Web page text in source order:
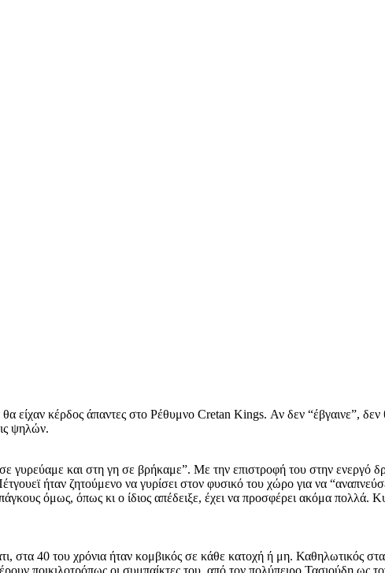
είχαν κέρδος άπαντες στο Ρέθυμνο Cretan Kings. Αν δεν “έβγαινε”,
ψηλών.
γυρεύαμε και στη γη σε βρήκαμε”. Με την επιστροφή του στην ενεργό
ήταν ζητούμενο να γυρίσει στον φυσικό του χώρο για να
όμως, όπως κι ο ίδιος απέδειξε, έχει να προσφέρει ακόμα πολλά.
40 του χρόνια ήταν κομβικός σε κάθε κατοχή ή μη. Καθηλωτικός στα